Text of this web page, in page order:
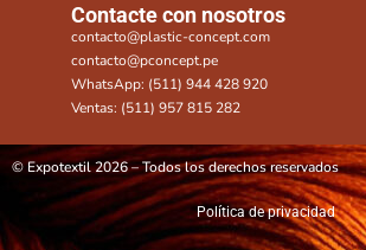
Contacte con nosotros
contacto@plastic-concept.com
contacto@pconcept.pe
WhatsApp: (511) 944 428 920
Ventas: (511) 957 815 282
© Expotextil 2026 – Todos los derechos reservados
Política de privacidad